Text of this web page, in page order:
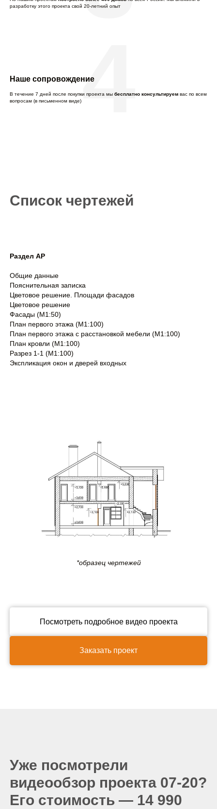
разработку этого проекта свой 20-летний опыт
Наше сопровождение
В течение 7 дней после покупки проекта мы бесплатно консультируем вас по всем
вопросам (в письменном виде)4
Список чертежей
Раздел АР
Общие данные
Пояснительная записка
Цветовое решение. Площади фасадов
Цветовое решение
Фасады (М1:50)
План первого этажа (М1:100)
План первого этажа с расстановкой мебели (М1:100)
План кровли (М1:100)
Разрез 1-1 (М1:100)
Экспликация окон и дверей входных
*образец чертежей
Посмотреть подробное видео проекта
Заказать проект
Уже посмотрели
видеообзор проекта 07-20?
Его стоимость — 14 990